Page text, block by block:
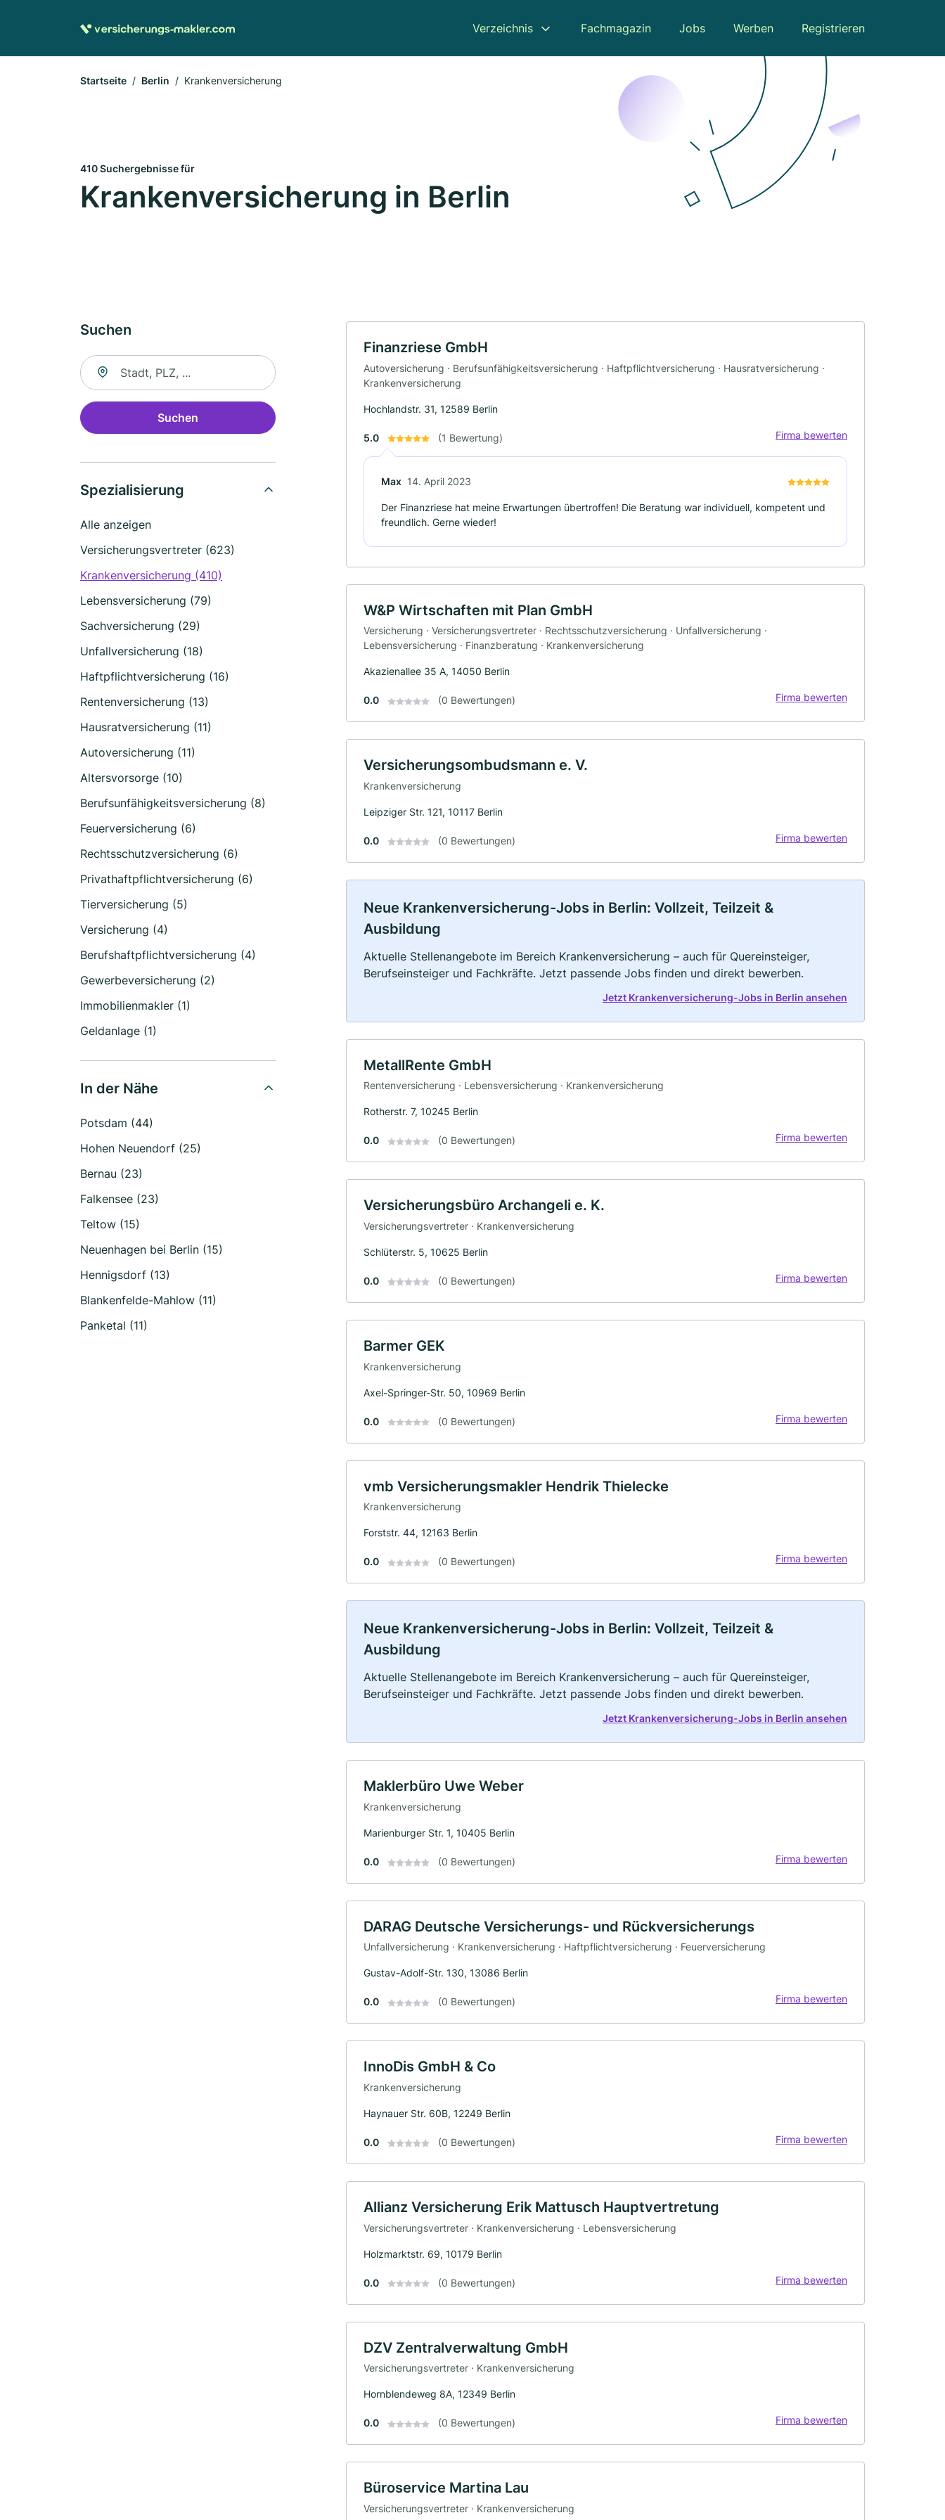
Verzeichnis Fachmagazin Jobs Werben Registrieren
Startseite Berlin Krankenversicherung
410 Suchergebnisse für
Krankenversicherung in Berlin
Suchen
Suche nach Ort
Suchen
Spezialisierung
Alle anzeigen
Versicherungsvertreter (623)
Krankenversicherung (410)
Lebensversicherung (79)
Sachversicherung (29)
Unfallversicherung (18)
Haftpflichtversicherung (16)
Rentenversicherung (13)
Hausratversicherung (11)
Autoversicherung (11)
Altersvorsorge (10)
Berufsunfähigkeitsversicherung (8)
Feuerversicherung (6)
Rechtsschutzversicherung (6)
Privathaftpflichtversicherung (6)
Tierversicherung (5)
Versicherung (4)
Berufshaftpflichtversicherung (4)
Gewerbeversicherung (2)
Immobilienmakler (1)
Geldanlage (1)
In der Nähe
Potsdam (44)
Hohen Neuendorf (25)
Bernau (23)
Falkensee (23)
Teltow (15)
Neuenhagen bei Berlin (15)
Hennigsdorf (13)
Blankenfelde-Mahlow (11)
Panketal (11)
Finanzriese GmbH
Autoversicherung · Berufsunfähigkeitsversicherung · Haftpflichtversicherung · Hausratversicherung ·
Krankenversicherung
Hochlandstr. 31, 12589 Berlin
5.0 (1 Bewertung) Firma bewerten
Max 14. April 2023
Der Finanzriese hat meine Erwartungen übertroffen! Die Beratung war individuell, kompetent und
freundlich. Gerne wieder!
W&P Wirtschaften mit Plan GmbH
Versicherung · Versicherungsvertreter · Rechtsschutzversicherung · Unfallversicherung ·
Lebensversicherung · Finanzberatung · Krankenversicherung
Akazienallee 35 A, 14050 Berlin
0.0 (0 Bewertungen) Firma bewerten
Versicherungsombudsmann e. V.
Krankenversicherung
Leipziger Str. 121, 10117 Berlin
0.0 (0 Bewertungen) Firma bewerten
Neue Krankenversicherung-Jobs in Berlin: Vollzeit, Teilzeit &
Ausbildung
Aktuelle Stellenangebote im Bereich Krankenversicherung – auch für Quereinsteiger,
Berufseinsteiger und Fachkräfte. Jetzt passende Jobs finden und direkt bewerben.
Jetzt Krankenversicherung-Jobs in Berlin ansehen
MetallRente GmbH
Rentenversicherung · Lebensversicherung · Krankenversicherung
Rotherstr. 7, 10245 Berlin
0.0 (0 Bewertungen) Firma bewerten
Versicherungsbüro Archangeli e. K.
Versicherungsvertreter · Krankenversicherung
Schlüterstr. 5, 10625 Berlin
0.0 (0 Bewertungen) Firma bewerten
Barmer GEK
Krankenversicherung
Axel-Springer-Str. 50, 10969 Berlin
0.0 (0 Bewertungen) Firma bewerten
vmb Versicherungsmakler Hendrik Thielecke
Krankenversicherung
Forststr. 44, 12163 Berlin
0.0 (0 Bewertungen) Firma bewerten
Neue Krankenversicherung-Jobs in Berlin: Vollzeit, Teilzeit &
Ausbildung
Aktuelle Stellenangebote im Bereich Krankenversicherung – auch für Quereinsteiger,
Berufseinsteiger und Fachkräfte. Jetzt passende Jobs finden und direkt bewerben.
Jetzt Krankenversicherung-Jobs in Berlin ansehen
Maklerbüro Uwe Weber
Krankenversicherung
Marienburger Str. 1, 10405 Berlin
0.0 (0 Bewertungen) Firma bewerten
DARAG Deutsche Versicherungs- und Rückversicherungs
Unfallversicherung · Krankenversicherung · Haftpflichtversicherung · Feuerversicherung
Gustav-Adolf-Str. 130, 13086 Berlin
0.0 (0 Bewertungen) Firma bewerten
InnoDis GmbH & Co
Krankenversicherung
Haynauer Str. 60B, 12249 Berlin
0.0 (0 Bewertungen) Firma bewerten
Allianz Versicherung Erik Mattusch Hauptvertretung
Versicherungsvertreter · Krankenversicherung · Lebensversicherung
Holzmarktstr. 69, 10179 Berlin
0.0 (0 Bewertungen) Firma bewerten
DZV Zentralverwaltung GmbH
Versicherungsvertreter · Krankenversicherung
Hornblendeweg 8A, 12349 Berlin
0.0 (0 Bewertungen) Firma bewerten
Büroservice Martina Lau
Versicherungsvertreter · Krankenversicherung